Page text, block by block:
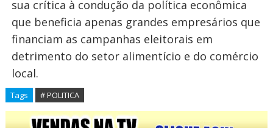
sua crítica à condução da política econômica
que beneficia apenas grandes empresários que
financiam as campanhas eleitorais em
detrimento do setor alimentício e do comércio
local.
Tags # POLITICA